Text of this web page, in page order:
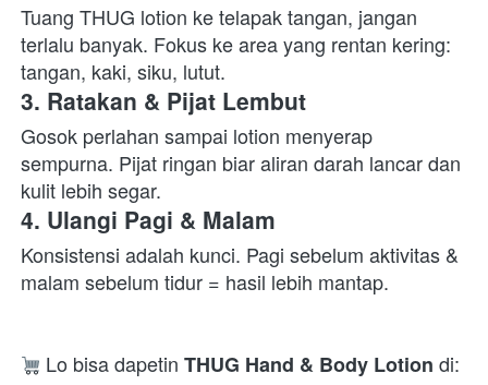
Tuang THUG lotion ke telapak tangan, jangan
terlalu banyak. Fokus ke area yang rentan kering:
tangan, kaki, siku, lutut.
3. Ratakan & Pijat Lembut
Gosok perlahan sampai lotion menyerap
sempurna. Pijat ringan biar aliran darah lancar dan
kulit lebih segar.
4. Ulangi Pagi & Malam
Konsistensi adalah kunci. Pagi sebelum aktivitas &
malam sebelum tidur = hasil lebih mantap.
Lo bisa dapetin THUG Hand & Body Lotion